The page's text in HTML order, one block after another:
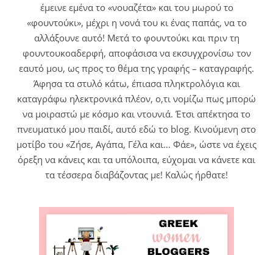
έμεινε εμένα το «νουαζέτα» και του μωρού το
«φουντούκι», μέχρι η νονά του κι ένας παπάς, να το
αλλάξουνε αυτό! Μετά το φουντούκι και πριν τη
φουντουκοαδερφή, αποφάσισα να εκσυγχρονίσω τον
εαυτό μου, ως προς το θέμα της γραφής – καταγραφής.
Άφησα τα στυλό κάτω, έπιασα πληκτρολόγια και
καταγράφω ηλεκτρονικά πλέον, ο,τι νομίζω πως μπορώ
να μοιραστώ με κόσμο και ντουνιά. Έτσι απέκτησα το
πνευματικό μου παιδί, αυτό εδώ το blog. Κινούμενη στο
μοτίβο του «Ζήσε, Αγάπα, Γέλα και… Φάε», ώστε να έχεις
όρεξη να κάνεις και τα υπόλοιπα, εύχομαι να κάνετε και
τα τέσσερα διαβάζοντας με! Καλώς ήρθατε!